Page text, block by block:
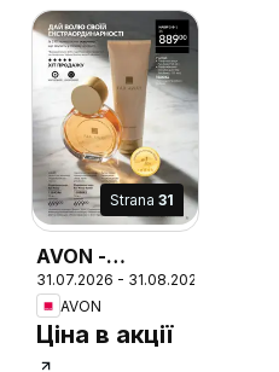
Strana 31
AVON -
Каталог
СЕРПЕНЬ 2026
31.07.2026 - 31.08.2026
AVON
Ціна в акції